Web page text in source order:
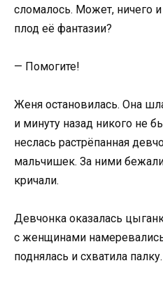
сломалось. Может, ничего
плод её фантазии?
— Помогите!
Женя остановилась. Она
и минуту назад никого не
неслась растрёпанная
мальчишек. За ними
кричали.
Девчонка оказалась
с женщинами
поднялась и схватила палку.